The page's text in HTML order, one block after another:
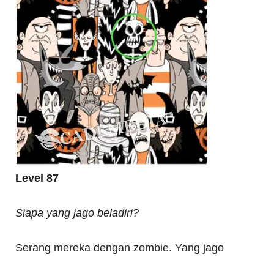
Level 87
Siapa yang jago beladiri?
Serang mereka dengan zombie. Yang jago